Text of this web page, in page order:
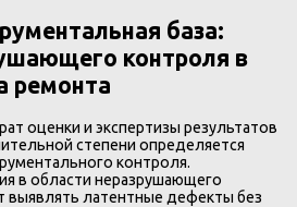
база:
контроля в
ремонта
оценки и экспертизы результатов
степени определяется
контроля.
в области неразрушающего
выявлять латентные дефекты без